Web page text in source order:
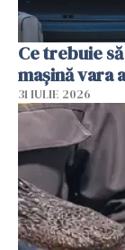
Ce trebuie
mașină vara
31 IULIE 2026